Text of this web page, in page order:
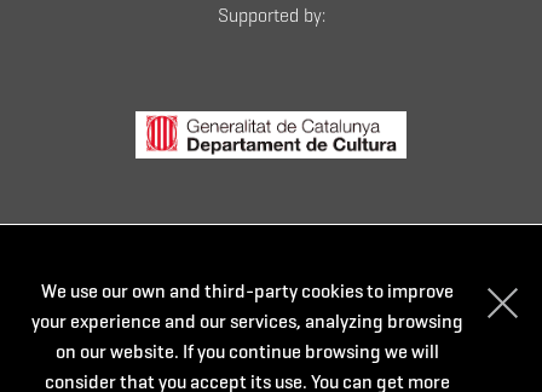
Supported by:
We use our own and third-party cookies to improve
your experience and our services, analyzing browsing
on our website. If you continue browsing we will
consider that you accept its use. You can get more